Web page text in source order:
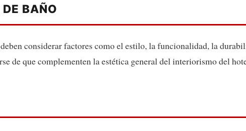
BAÑO
considerar factores como el estilo, la funcionalidad, la
de que complementen la estética general del interiorismo del